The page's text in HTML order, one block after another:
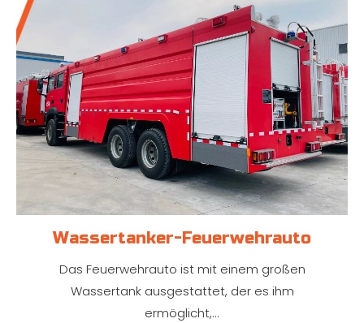
Wassertanker-Feuerwehrauto
Das Feuerwehrauto ist mit einem großen
Wassertank ausgestattet, der es ihm
ermöglicht,...